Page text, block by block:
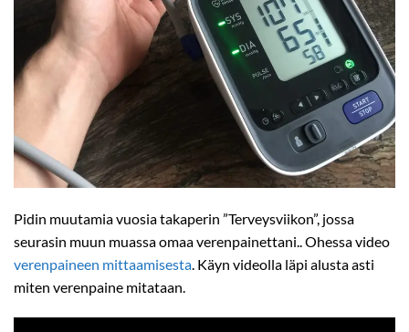
Pidin muutamia vuosia takaperin ”Terveysviikon”, jossa
seurasin muun muassa omaa verenpainettani.. Ohessa video
verenpaineen mittaamisesta. Käyn videolla läpi alusta asti
miten verenpaine mitataan.